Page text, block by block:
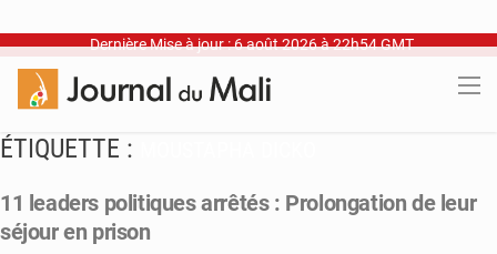
Dernière Mise à jour : 6 août 2026 à 22h54 GMT
ÉTIQUETTE :
11 leaders politiques arrêtés : Prolongation de leur
séjour en prison